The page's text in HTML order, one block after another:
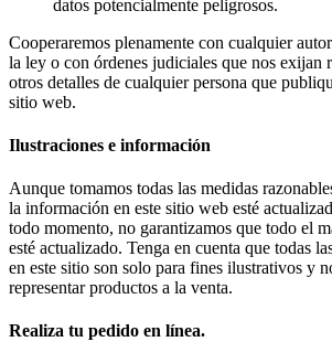
datos potencialmente peligrosos.
Cooperaremos plenamente con cualquier
la ley o con órdenes judiciales que nos exijan
otros detalles de cualquier persona que
sitio web.
Ilustraciones e información
Aunque tomamos todas las medidas
la información en este sitio web esté
todo momento, no garantizamos que todo el
esté actualizado. Tenga en cuenta que todas
en este sitio son solo para fines ilustrativos y
representar productos a la venta.
Realiza tu pedido en línea.